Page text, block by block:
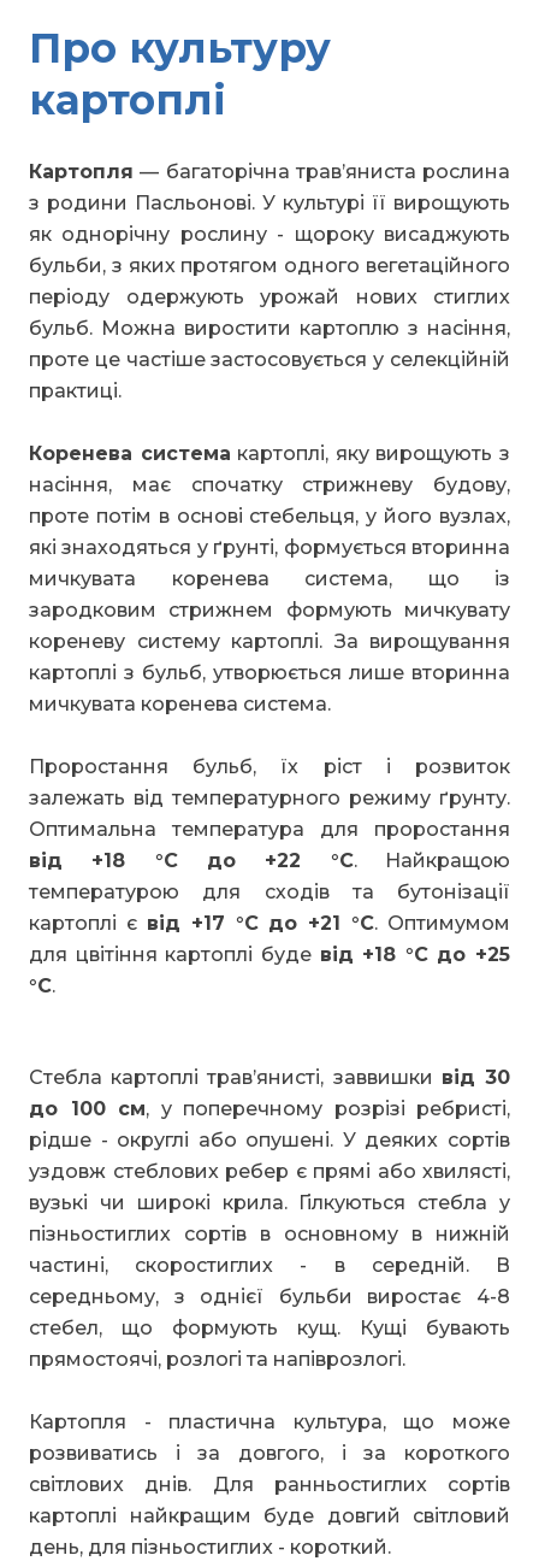
Про культуру
картоплі
Картопля — багаторічна трав’яниста рослина
з родини Пасльонові. У культурі її вирощують
як однорічну рослину - щороку висаджують
бульби, з яких протягом одного вегетаційного
періоду одержують урожай нових стиглих
бульб. Можна виростити картоплю з насіння,
проте це частіше застосовується у селекційній
практиці.
Коренева система картоплі, яку вирощують з
насіння, має спочатку стрижневу будову,
проте потім в основі стебельця, у його вузлах,
які знаходяться у ґрунті, формується вторинна
мичкувата коренева система, що із
зародковим стрижнем формують мичкувату
кореневу систему картоплі. За вирощування
картоплі з бульб, утворюється лише вторинна
мичкувата коренева система.
Проростання бульб, їх ріст і розвиток
залежать від температурного режиму ґрунту.
Оптимальна температура для проростання
від +18 °С до +22 °С. Найкращою
температурою для сходів та бутонізації
картоплі є від +17 °С до +21 °С. Оптимумом
для цвітіння картоплі буде від +18 °С до +25
°С.
Стебла картоплі трав’янисті, заввишки від 30
до 100 см, у поперечному розрізі ребристі,
рідше - округлі або опушені. У деяких сортів
уздовж стеблових ребер є прямі або хвилясті,
вузькі чи широкі крила. Гілкуються стебла у
пізньостиглих сортів в основному в нижній
частині, скоростиглих - в середній. В
середньому, з однієї бульби виростає 4-8
стебел, що формують кущ. Кущі бувають
прямостоячі, розлогі та напіврозлогі.
Картопля - пластична культура, що може
розвиватись і за довгого, і за короткого
світлових днів. Для ранньостиглих сортів
картоплі найкращим буде довгий світловий
день, для пізньостиглих - короткий.